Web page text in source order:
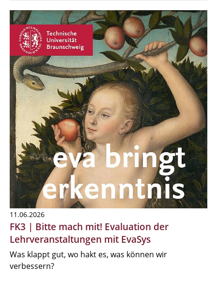
11.06.2026
FK3 | Bitte mach mit! Evaluation der
Lehrveranstaltungen mit EvaSys
Was klappt gut, wo hakt es, was können wir
verbessern?